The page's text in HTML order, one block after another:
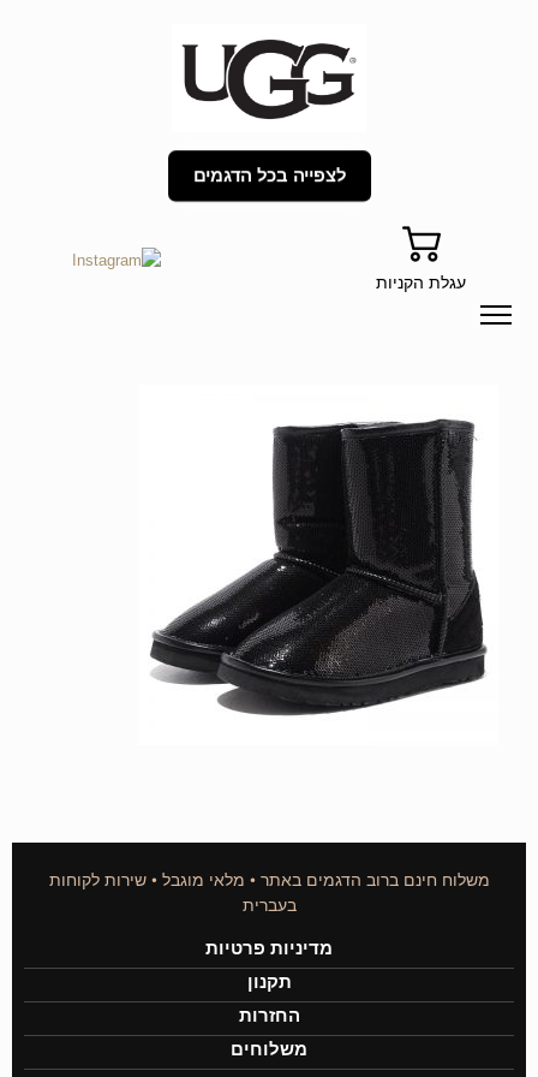
לצפייה בכל הדגמים
עגלת הקניות
משלוח חינם ברוב הדגמים באתר • מלאי מוגבל • שירות לקוחות
בעברית
מדיניות פרטיות
תקנון
החזרות
משלוחים